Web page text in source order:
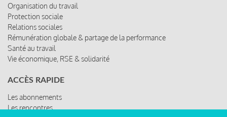
Organisation du travail
Protection sociale
Relations sociales
Rémunération globale & partage de la performance
Santé au travail
Vie économique, RSE & solidarité
ACCÈS RAPIDE
Les abonnements
Les rencontres